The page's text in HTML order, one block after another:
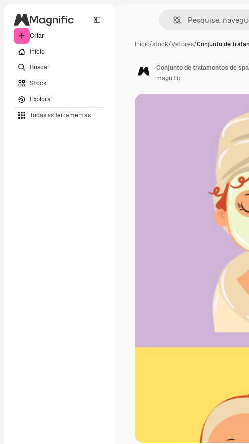
Criar
Início
Buscar
Stock
Explorar
Todas as ferramentas
Início/stock/Vetores/Conjunto de
Conjunto de tratamentos de spa
magnific